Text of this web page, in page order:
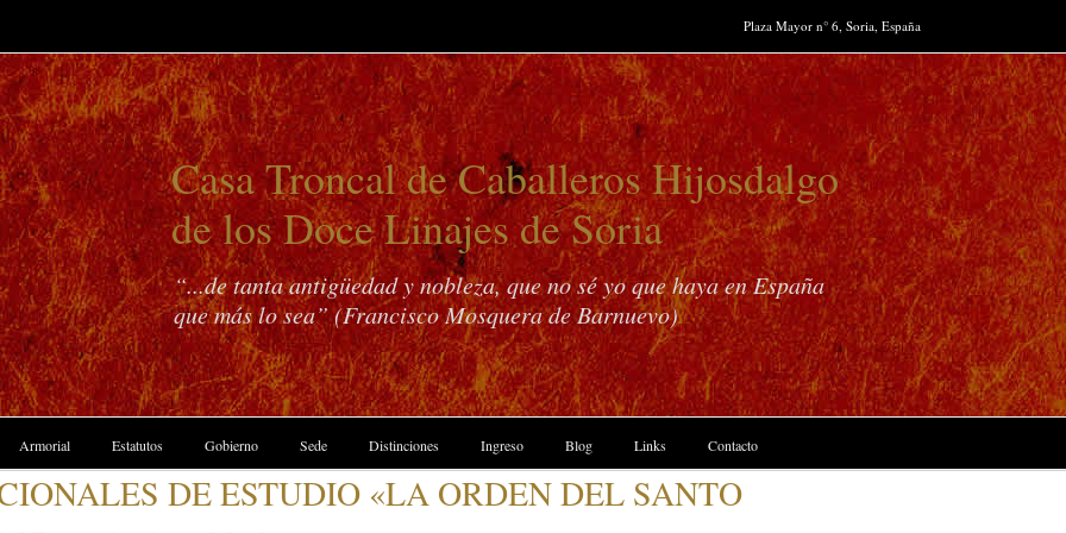
Plaza Mayor n° 6, Soria, España
Casa Troncal de Caballeros Hijosdalgo
de los Doce Linajes de Soria
“...de tanta antigüedad y nobleza, que no sé yo que haya en España
que más lo sea” (Francisco Mosquera de Barnuevo)
Armorial Estatutos Gobierno Sede Distinciones Ingreso Blog Links Contacto
DE ESTUDIO «LA ORDEN DEL SANTO